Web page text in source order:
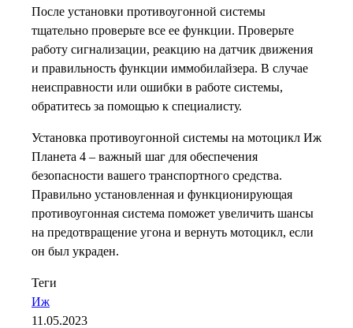
После установки противоугонной системы
тщательно проверьте все ее функции. Проверьте
работу сигнализации, реакцию на датчик движения
и правильность функции иммобилайзера. В случае
неисправности или ошибки в работе системы,
обратитесь за помощью к специалисту.
Установка противоугонной системы на мотоцикл Иж
Планета 4 – важный шаг для обеспечения
безопасности вашего транспортного средства.
Правильно установленная и функционирующая
противоугонная система поможет увеличить шансы
на предотвращение угона и вернуть мотоцикл, если
он был украден.
Теги
Иж
11.05.2023